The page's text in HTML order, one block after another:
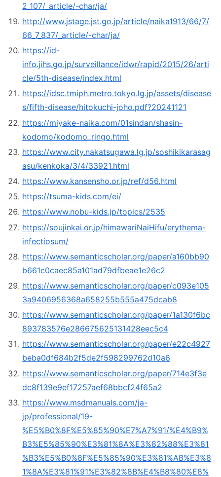
2_107/_article/-char/ja/
http://www.jstage.jst.go.jp/article/naika1913/66/7/
66_7_837/_article/-char/ja/
https://id-
info.jihs.go.jp/surveillance/idwr/rapid/2015/26/arti
cle/5th-disease/index.html
https://idsc.tmiph.metro.tokyo.lg.jp/assets/disease
s/fifth-disease/hitokuchi-joho.pdf?20241121
https://miyake-naika.com/01sindan/shasin-
kodomo/kodomo_ringo.html
https://www.city.nakatsugawa.lg.jp/soshikikarasag
asu/kenkoka/3/4/33921.html
https://www.kansensho.or.jp/ref/d56.html
https://tsuma-kids.com/ei/
https://www.nobu-kids.jp/topics/2535
https://soujinkai.or.jp/himawariNaiHifu/erythema-
infectiosum/
https://www.semanticscholar.org/paper/a160bb90
b661c0caec85a101ad79dfbeae1e26c2
https://www.semanticscholar.org/paper/c093e105
3a9406956368a658255b555a475dcab8
https://www.semanticscholar.org/paper/1a130f6bc
893783576e286675625131428eec5c4
https://www.semanticscholar.org/paper/e22c4927
beba0df684b2f5de2f598299762d10a6
https://www.semanticscholar.org/paper/714e3f3e
dc8f139e9ef17257aef68bbcf24f65a2
https://www.msdmanuals.com/ja-
jp/professional/19-
%E5%B0%8F%E5%85%90%E7%A7%91/%E4%B9%
B3%E5%85%90%E3%81%8A%E3%82%88%E3%81
%B3%E5%B0%8F%E5%85%90%E3%81%AB%E3%8
1%8A%E3%81%91%E3%82%8B%E4%B8%80%E8%